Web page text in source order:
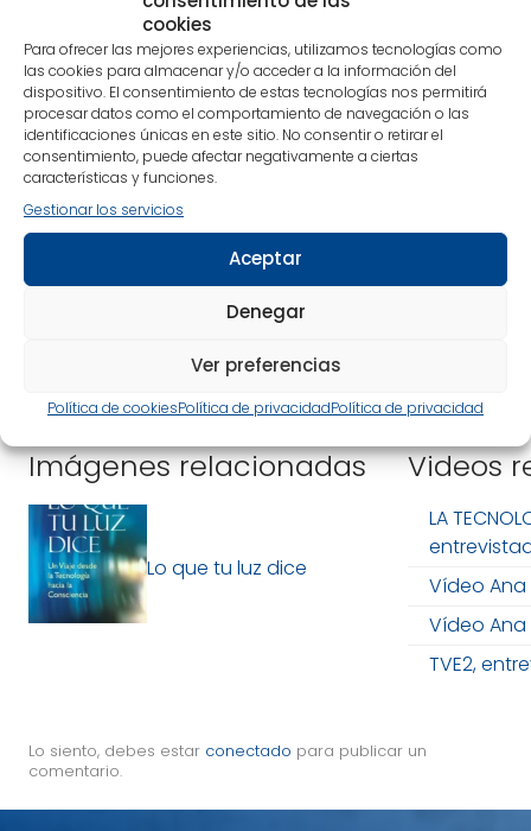
cookies
Para ofrecer las mejores experiencias, utilizamos tecnologías como
las cookies para almacenar y/o acceder a la información del
dispositivo. El consentimiento de estas tecnologías nos permitirá
procesar datos como el comportamiento de navegación o las
identificaciones únicas en este sitio. No consentir o retirar el
consentimiento, puede afectar negativamente a ciertas
características y funciones.
Gestionar los servicios
Aceptar
Denegar
Ver preferencias
Política de cookiesPolítica de privacidadPolítica de privacidad
que prueban cómo nos influyen las circunstancias. Ver
documentos
LO QUE TU LUZ DICE explica, en un lenguaje ameno y asequible,
cómo opera la tecnología GDV, un método que permite ver el campo
de energía humano y analizarlo, aportando así una valiosa
información sobre el estado de salud psicofisiológica de la persona.
de cómo la vivimos. Nos muestra el efecto positivo o devastador de
de un insulto o de una emoción.
Imágenes relacionadas
Lo que tu luz dice
Videos
LA
Vídeo Ana
Vídeo Ana
TVE2,
Lo siento, debes estar conectado para publicar un
comentario.